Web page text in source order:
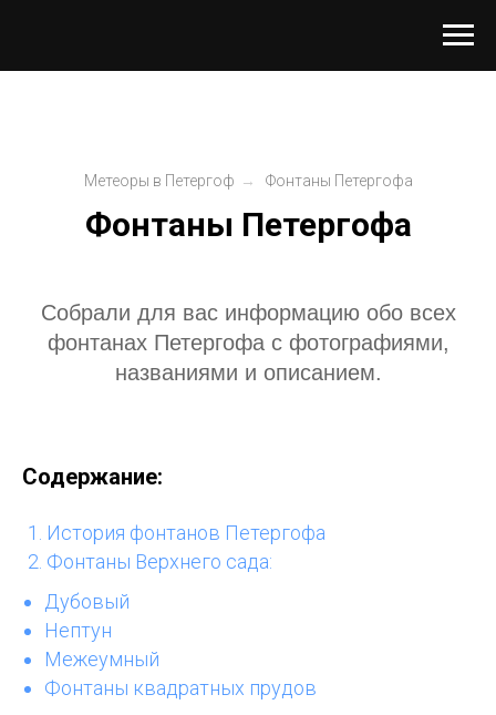
Метеоры в Петергоф → Фонтаны Петергофа
Фонтаны Петергофа
Собрали для вас информацию обо всех
фонтанах Петергофа с фотографиями,
названиями и описанием.
Содержание:
История фонтанов Петергофа
Фонтаны Верхнего сада:
Дубовый
Нептун
Межеумный
Фонтаны квадратных прудов